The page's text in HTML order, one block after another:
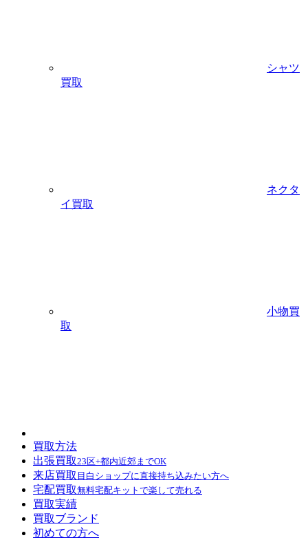
シャツ
買取
ネクタ
イ買取
小物買
取
買取方法
出張買取23区+都内近郊までOK
来店買取 目白ショップに直接持ち込みたい方へ
宅配買取無料宅配キットで楽して売れる
買取実績
買取ブランド
初めての方へ